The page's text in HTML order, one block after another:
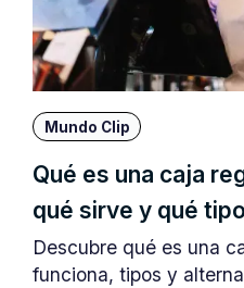
Mundo Clip
Qué es una caja
qué sirve y qué
Descubre qué es una
funciona, tipos y